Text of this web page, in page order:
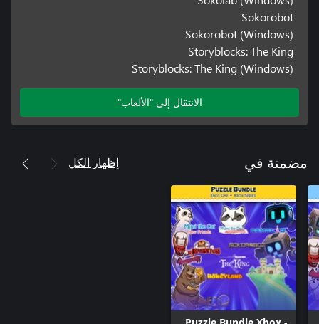
Sokorobot
Sokorobot (Windows)
Storyblocks: The King
Storyblocks: The King (Windows)
الانتقال إلى "الألعاب"
مضمنة في إظهار الكل